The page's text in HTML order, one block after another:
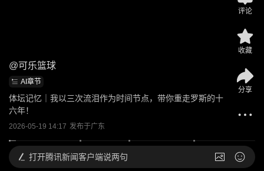
@可乐篮球
AI章节
体坛记忆｜我以三次流泪作为时间节点，带你重走罗斯的十
六年！
2026-05-19 14:17 发布于广东
评论
收藏
分享
打开腾讯新闻客户端说两句